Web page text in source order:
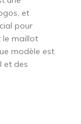
et
pour
le maillot
modèle est
et des